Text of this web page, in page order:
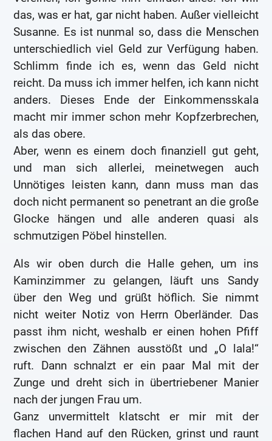
das, was er hat, gar nicht haben. Außer vielleicht
Susanne. Es ist nunmal so, dass die Menschen
unterschiedlich viel Geld zur Verfügung haben.
Schlimm finde ich es, wenn das Geld nicht
reicht. Da muss ich immer helfen, ich kann nicht
anders. Dieses Ende der Einkommensskala
macht mir immer schon mehr Kopfzerbrechen,
als das obere.
Aber, wenn es einem doch finanziell gut geht,
und man sich allerlei, meinetwegen auch
Unnötiges leisten kann, dann muss man das
doch nicht permanent so penetrant an die große
Glocke hängen und alle anderen quasi als
schmutzigen Pöbel hinstellen.
Als wir oben durch die Halle gehen, um ins
Kaminzimmer zu gelangen, läuft uns Sandy
über den Weg und grüßt höflich. Sie nimmt
nicht weiter Notiz von Herrn Oberländer. Das
passt ihm nicht, weshalb er einen hohen Pfiff
zwischen den Zähnen ausstößt und „O lala!“
ruft. Dann schnalzt er ein paar Mal mit der
Zunge und dreht sich in übertriebener Manier
nach der jungen Frau um.
Ganz unvermittelt klatscht er mir mit der
flachen Hand auf den Rücken, grinst und raunt